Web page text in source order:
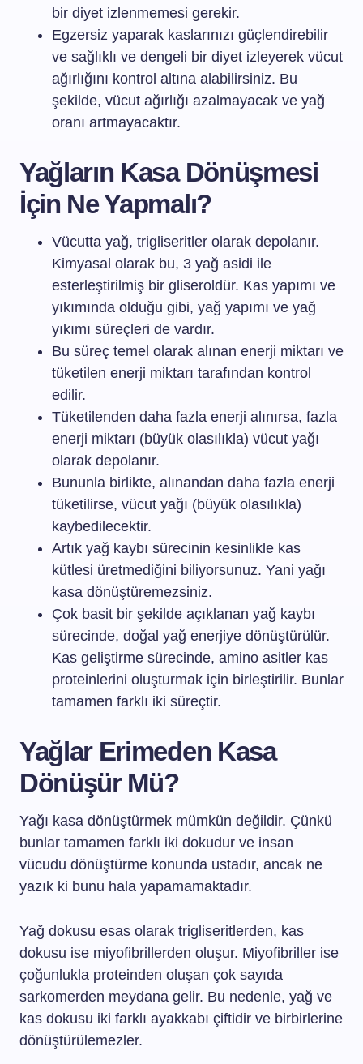
bir diyet izlenmemesi gerekir.
Egzersiz yaparak kaslarınızı güçlendirebilir
ve sağlıklı ve dengeli bir diyet izleyerek vücut
ağırlığını kontrol altına alabilirsiniz. Bu
şekilde, vücut ağırlığı azalmayacak ve yağ
oranı artmayacaktır.
Yağların Kasa Dönüşmesi
İçin Ne Yapmalı?
Vücutta yağ, trigliseritler olarak depolanır.
Kimyasal olarak bu, 3 yağ asidi ile
esterleştirilmiş bir gliseroldür. Kas yapımı ve
yıkımında olduğu gibi, yağ yapımı ve yağ
yıkımı süreçleri de vardır.
Bu süreç temel olarak alınan enerji miktarı ve
tüketilen enerji miktarı tarafından kontrol
edilir.
Tüketilenden daha fazla enerji alınırsa, fazla
enerji miktarı (büyük olasılıkla) vücut yağı
olarak depolanır.
Bununla birlikte, alınandan daha fazla enerji
tüketilirse, vücut yağı (büyük olasılıkla)
kaybedilecektir.
Artık yağ kaybı sürecinin kesinlikle kas
kütlesi üretmediğini biliyorsunuz. Yani yağı
kasa dönüştüremezsiniz.
Çok basit bir şekilde açıklanan yağ kaybı
sürecinde, doğal yağ enerjiye dönüştürülür.
Kas geliştirme sürecinde, amino asitler kas
proteinlerini oluşturmak için birleştirilir. Bunlar
tamamen farklı iki süreçtir.
Yağlar Erimeden Kasa
Dönüşür Mü?
Yağı kasa dönüştürmek mümkün değildir. Çünkü
bunlar tamamen farklı iki dokudur ve insan
vücudu dönüştürme konunda ustadır, ancak ne
yazık ki bunu hala yapamamaktadır.
Yağ dokusu esas olarak trigliseritlerden, kas
dokusu ise miyofibrillerden oluşur. Miyofibriller ise
çoğunlukla proteinden oluşan çok sayıda
sarkomerden meydana gelir. Bu nedenle, yağ ve
kas dokusu iki farklı ayakkabı çiftidir ve birbirlerine
dönüştürülemezler.